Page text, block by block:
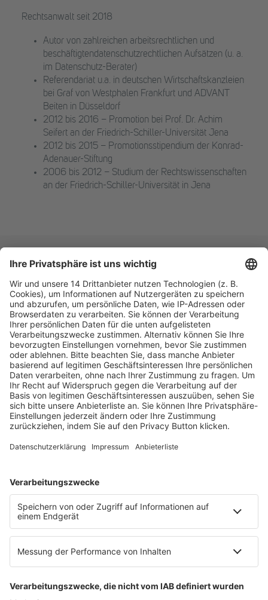
Rechtsanwalt seit 2018
Autor von zahlreichen arbeitsrechtlichen und
beschäftigtendatenschutzrechtlichen Aufsätzen (u. a.
im Datenschutz-Berater)
Referendariat u.a. in deutschen Wirtschaftskanzleien
bei Graf von Westphalen Frankfurt und ADVANT
Beiten in Düsseldorf
2012 bis 2016 – Promotion bei Prof. Dr. Achim
Seifert an der Friedrich-Schiller-Universität Jena
2012 bis 2015 – Promotionsstipendium der Konrad-
Adenauer-Stiftung
2006 bis 2012 – Studium der Rechtswissenschaften
an der Friedrich-Schiller-Universität in Jena
Fachmedien Recht und Wirtschaft
Ein Fachbereich der
dfv Mediengruppe
Mainzer Landstr. 251
60326 Frankfurt am Main
E-Mail:info@ruw.de
Web:https://www.ruw.de
AGB
Datenschutzerklärung
Genderhinweis
Cookie-Einstellungen